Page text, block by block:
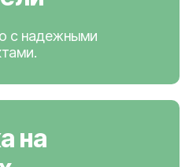
с надежными
на